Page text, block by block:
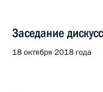
Заседание
18 октября 2018 года